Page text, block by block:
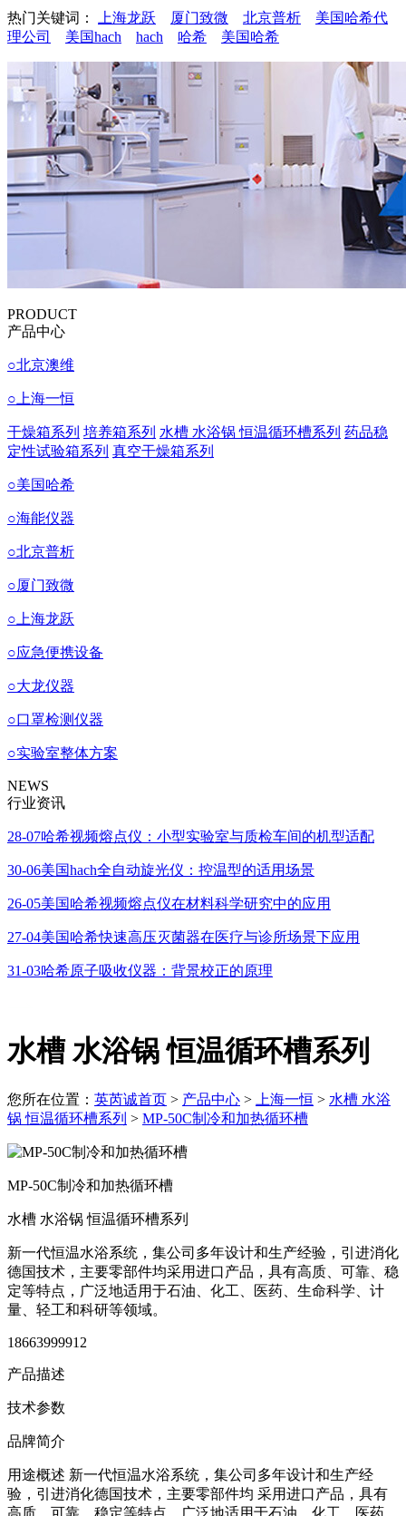
热门关键词： 上海龙跃 厦门致微 北京普析
美国哈希代
理公司
美国hach hach 哈希 美国哈希
PRODUCT
产品中心
○北京澳维
○上海一恒
干燥箱系列 培养箱系列 水槽 水浴锅 恒温循环槽系列 药品稳
定性试验箱系列 真空干燥箱系列
○美国哈希
○海能仪器
○北京普析
○厦门致微
○上海龙跃
○应急便携设备
○大龙仪器
○ 口罩检测仪器
○实验室整体方案
NEWS
行业资讯
28-07哈希视频熔点仪：小型实验室与质检车间的机型适配
30-06美国hach全自动旋光仪：控温型的适用场景
26-05美国哈希视频熔点仪在材料科学研究中的应用
27-04美国哈希快速高压灭菌器在医疗与诊所场景下应用
31-03哈希原子吸收仪器：背景校正的原理
水槽 水浴锅 恒温循环槽系列
您所在位置： 英芮诚首页 > 产品中心 > 上海一恒 > 水槽 水浴
锅 恒温循环槽系列 > MP-50C制冷和加热循环槽
MP-50C制冷和加热循环槽
水槽 水浴锅 恒温循环槽系列
新一代恒温水浴系统，集公司多年设计和生产经验，引进消化
德国技术，主要零部件均采用进口产品，具有高质、可靠、稳
定等特点，广泛地适用于石油、化工、医药、生命科学、计
量、轻工和科研等领域。
18663999912
产品描述
技术参数
品牌简介
用途概述 新一代恒温水浴系统，集公司多年设计和生产经
验，引进消化德国技术，主要零部件均 采用进口产品，具有